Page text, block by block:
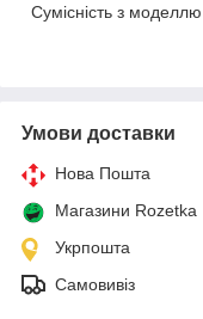
Сумісність з моделлю
Умови доставки
Нова Пошта
Магазини Rozetka
Укрпошта
Самовивіз